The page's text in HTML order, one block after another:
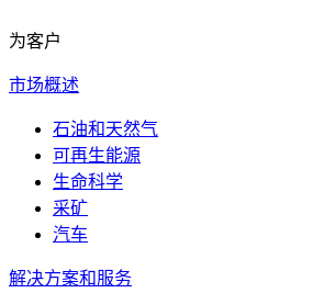
为客户
市场概述
石油和天然气
可再生能源
生命科学
采矿
汽车
解决方案和服务